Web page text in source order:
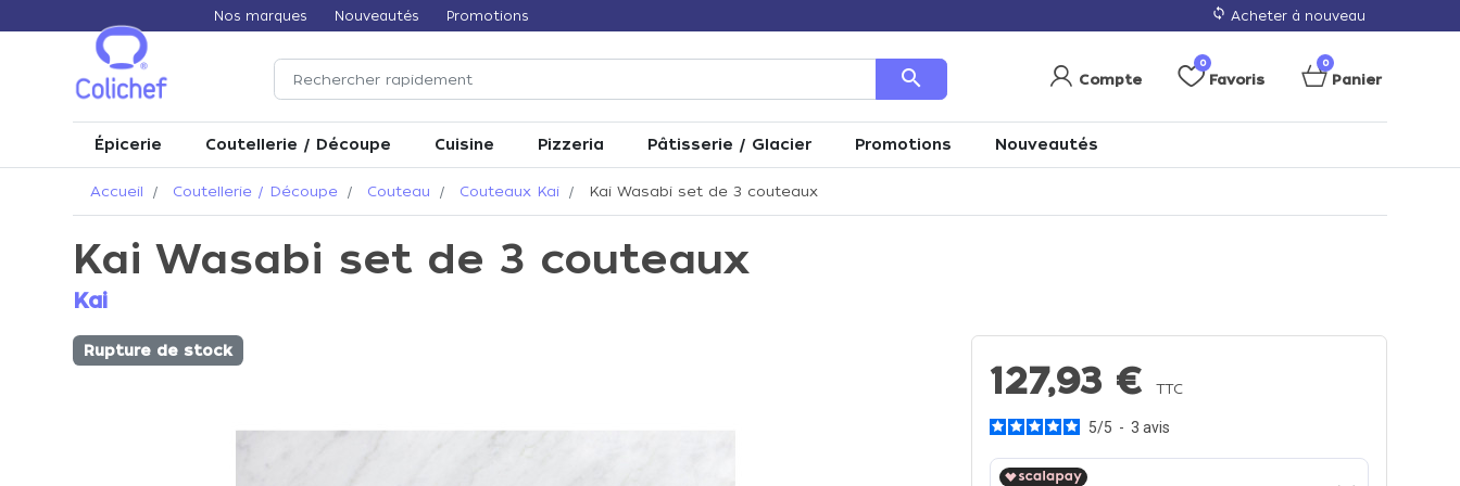
Nos marques Nouveautés Promotions loop Acheter à nouveau
search Compte
0
Favoris
0
Panier
Épicerie Coutellerie / Découpe Cuisine Pizzeria Pâtisserie / Glacier Promotions Nouveautés
Accueil Coutellerie / Découpe Couteau Couteaux Kai Kai Wasabi set de 3 couteaux
Kai Wasabi set de 3 couteaux
Kai
Rupture de stock
127,93 € TTC
5/5 - 3 avis